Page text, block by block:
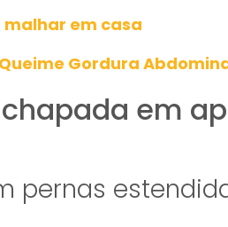
em casa
Queime Gordura
em
pernas